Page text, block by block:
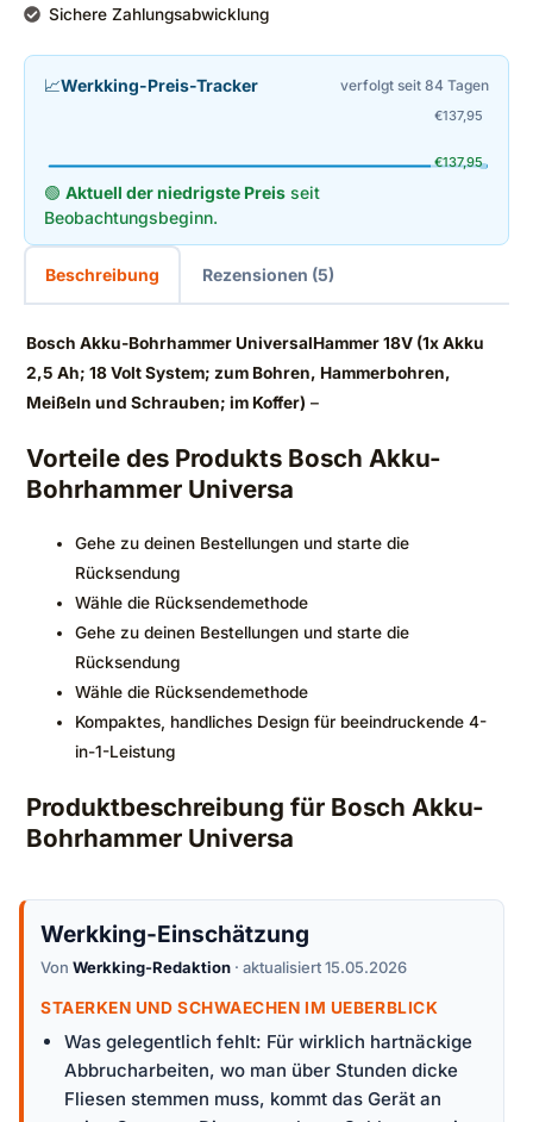
Sichere Zahlungsabwicklung
📈Werkking-Preis-Tracker verfolgt seit 84 Tagen
€137,95
€137,95
🟢 Aktuell der niedrigste Preis seit
Beobachtungsbeginn.
Beschreibung Rezensionen (5)
Bosch Akku-Bohrhammer UniversalHammer 18V (1x Akku
2,5 Ah; 18 Volt System; zum Bohren, Hammerbohren,
Meißeln und Schrauben; im Koffer) –
Vorteile des Produkts Bosch Akku-
Bohrhammer Universa
Gehe zu deinen Bestellungen und starte die
Rücksendung
Wähle die Rücksendemethode
Gehe zu deinen Bestellungen und starte die
Rücksendung
Wähle die Rücksendemethode
Kompaktes, handliches Design für beeindruckende 4-
in-1-Leistung
Produktbeschreibung für Bosch Akku-
Bohrhammer Universa
Werkking-Einschätzung
Von Werkking-Redaktion · aktualisiert 15.05.2026
STAERKEN UND SCHWAECHEN IM UEBERBLICK
Was gelegentlich fehlt: Für wirklich hartnäckige
Abbrucharbeiten, wo man über Stunden dicke
Fliesen stemmen muss, kommt das Gerät an